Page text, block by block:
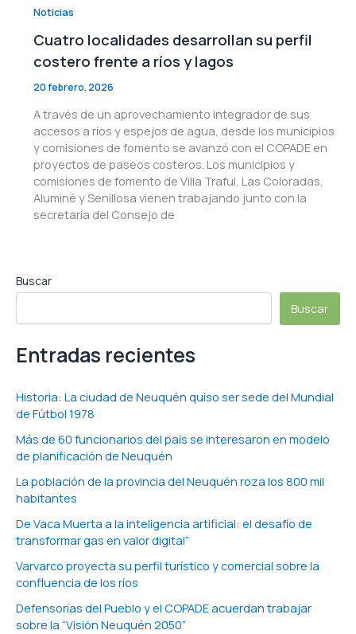
Noticias
Cuatro localidades desarrollan su perfil
costero frente a ríos y lagos
20 febrero, 2026
A través de un aprovechamiento integrador de sus
accesos a ríos y espejos de agua, desde los municipios
y comisiones de fomento se avanzó con el COPADE en
proyectos de paseos costeros. Los municipios y
comisiones de fomento de Villa Traful, Las Coloradas,
Aluminé y Senillosa vienen trabajando junto con la
secretaría del Consejo de
Buscar
Buscar
Entradas recientes
Historia: La ciudad de Neuquén quiso ser sede del Mundial
de Fútbol 1978
Más de 60 funcionarios del país se interesaron en modelo
de planificación de Neuquén
La población de la provincia del Neuquén roza los 800 mil
habitantes
De Vaca Muerta a la inteligencia artificial: el desafío de
transformar gas en valor digital”
Varvarco proyecta su perfil turístico y comercial sobre la
confluencia de los ríos
Defensorías del Pueblo y el COPADE acuerdan trabajar
sobre la “Visión Neuquén 2050”